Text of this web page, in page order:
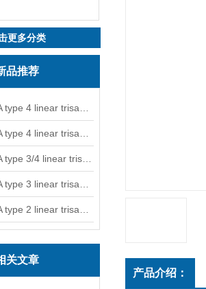
更多分类
品推荐
关文章
产品介绍：